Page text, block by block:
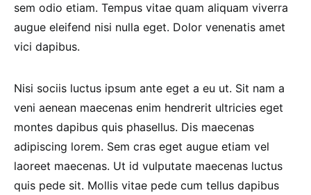
sem odio etiam. Tempus vitae quam aliquam viverra
augue eleifend nisi nulla eget. Dolor venenatis amet
vici dapibus.
Nisi sociis luctus ipsum ante eget a eu ut. Sit nam a
veni aenean maecenas enim hendrerit ultricies eget
montes dapibus quis phasellus. Dis maecenas
adipiscing lorem. Sem cras eget augue etiam vel
laoreet maecenas. Ut id vulputate maecenas luctus
quis pede sit. Mollis vitae pede cum tellus dapibus